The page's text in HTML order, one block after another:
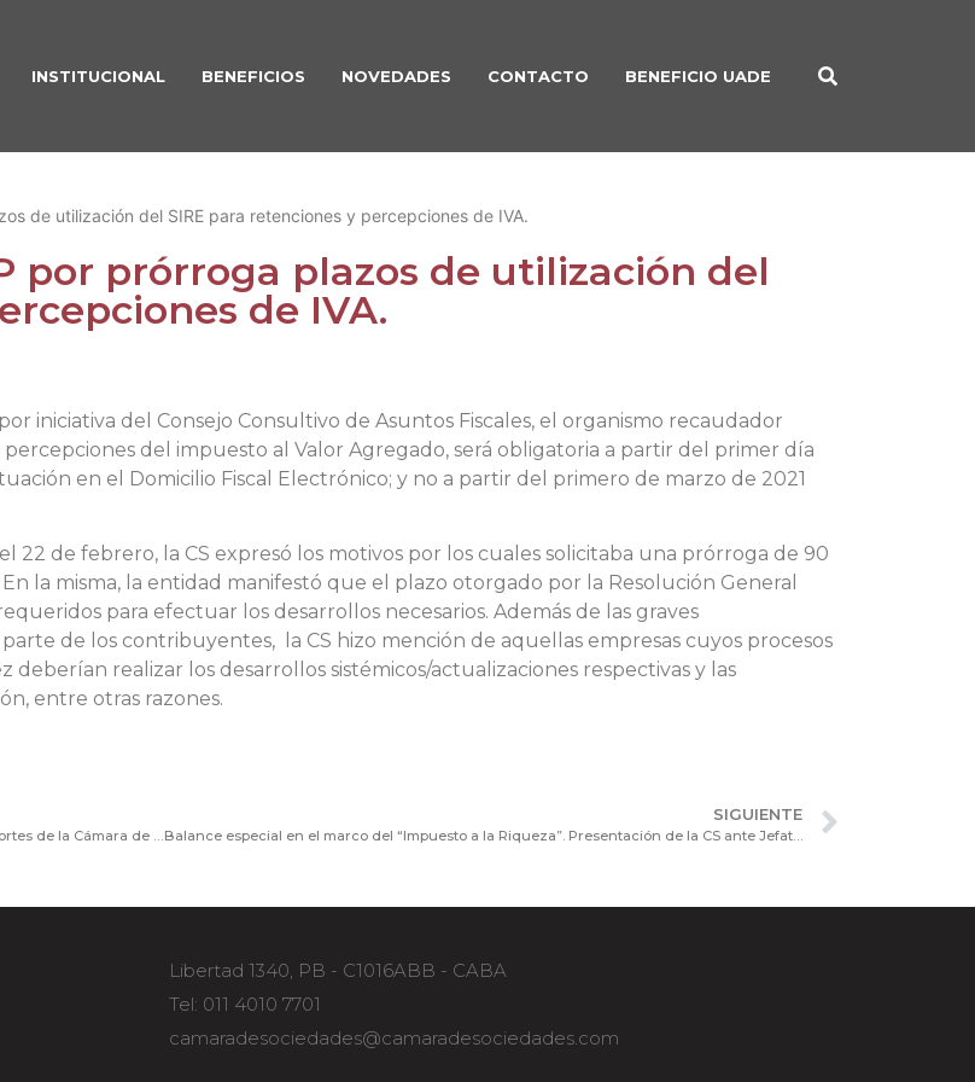
INSTITUCIONAL BENEFICIOS NOVEDADES CONTACTO BENEFICIO UADE
de utilización del SIRE para retenciones y percepciones de IVA.
por prórroga plazos de utilización del
de IVA.
iniciativa del Consejo Consultivo de Asuntos Fiscales, el organismo recaudador
del impuesto al Valor Agregado, será obligatoria a partir del primer día
en el Domicilio Fiscal Electrónico; y no a partir del primero de marzo de 2021
22 de febrero, la CS expresó los motivos por los cuales solicitaba una prórroga de 90
la misma, la entidad manifestó que el plazo otorgado por la Resolución General
para efectuar los desarrollos necesarios. Además de las graves
de los contribuyentes, la CS hizo mención de aquellas empresas cuyos procesos
realizar los desarrollos sistémicos/actualizaciones respectivas y las
entre otras razones.
Modernización y agilización de la Inspección General de Justicia: aportes de la Cámara de Sociedades al Organismo de Control
SIGUIENTE
Balance especial en el marco del “Impuesto a la Riqueza”. Presentación de la CS ante Jefatura de Gabinete de Ministros de la Nación
Libertad 1340, PB - C1016ABB - CABA
Tel: 011 4010 7701
camaradesociedades@camaradesociedades.com